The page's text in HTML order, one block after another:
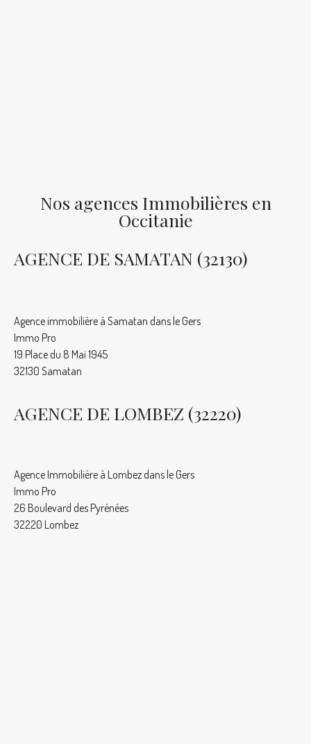
Nos agences Immobilières en
Occitanie
AGENCE DE SAMATAN (32130)
Agence immobilière à Samatan dans le Gers
Immo Pro
19 Place du 8 Mai 1945
32130 Samatan
AGENCE DE LOMBEZ (32220)
Agence Immobilière à Lombez dans le Gers
Immo Pro
26 Boulevard des Pyrénées
32220 Lombez